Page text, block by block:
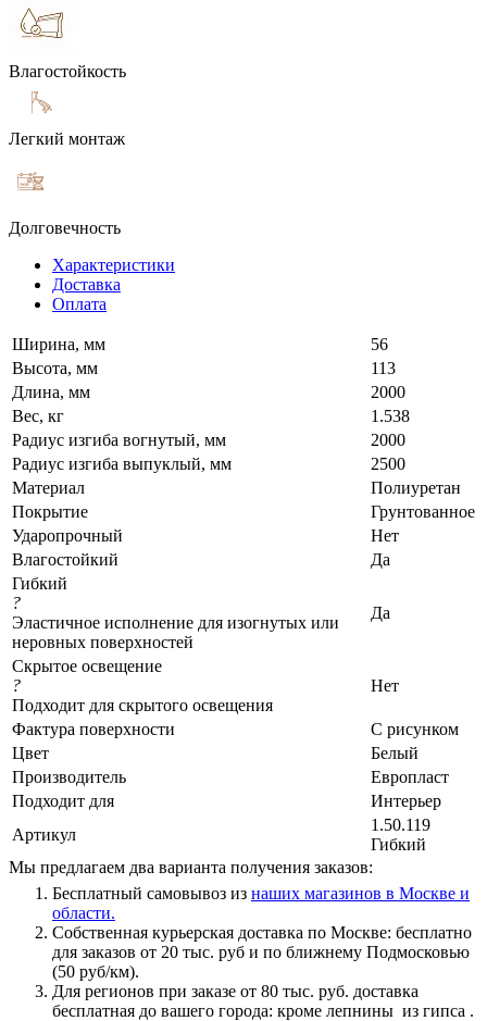
Влагостойкость
Легкий монтаж
Долговечность
Характеристики
Доставка
Оплата
Ширина, мм
56
Высота, мм
113
Длина, мм
2000
Вес, кг
1.538
Радиус изгиба вогнутый, мм
2000
Радиус изгиба выпуклый, мм
2500
Материал
Полиуретан
Покрытие
Грунтованное
Ударопрочный
Нет
Влагостойкий
Да
Гибкий
?
Эластичное исполнение для изогнутых или
неровных поверхностей
Да
Скрытое освещение
?
Подходит для скрытого освещения
Нет
Фактура поверхности
С рисунком
Цвет
Белый
Производитель
Европласт
Подходит для
Интерьер
Артикул
1.50.119
Гибкий
Мы предлагаем два варианта получения заказов:
Бесплатный самовывоз из наших магазинов в Москве и
области.
Собственная курьерская доставка по Москве: бесплатно
для заказов от 20 тыс. руб и по ближнему Подмосковью
(50 руб/км).
Для регионов при заказе от 80 тыс. руб. доставка
бесплатная до вашего города: кроме лепнины из гипса .